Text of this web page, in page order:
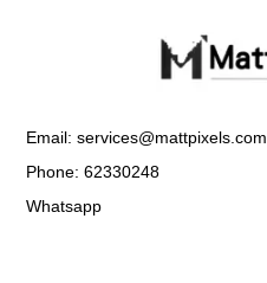
Email: services@mattpixels.com
Phone: 62330248
Whatsapp